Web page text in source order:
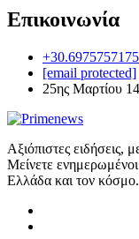
Επικοινωνία
+30.6975757175
[email protected]
25ης Μαρτίου
Αξιόπιστες ειδήσεις,
Μείνετε
Ελλάδα και τον κόσμο.